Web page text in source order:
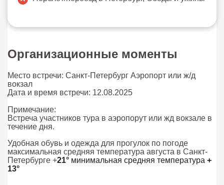
Организационные моменты
Место встречи: Санкт-Петербург Аэропорт или ж/д
вокзал
Дата и время встречи: 12.08.2025
Примечание:
Встреча участников тура в аэропорут или жд вокзале в
течение дня.
Удобная обувь и одежда для прогулок по погоде
максимальная средняя температура августа в Санкт-
Петербурге +21° минимальная средняя температура +
13°